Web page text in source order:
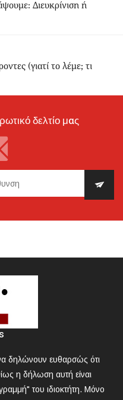
παιδί του κατέληξε ο
τα αίτια του
μηνός Απριλίου 2024
Κυριακή στην Αθήνα
που επιτέθηκε με
εγκλωβίστηκε σε
- 8 νεκροί από Covid, 13
Διευκρίνιση ή
(γιατί το λέμε; τι
δελτίο μας
δηλώνουν ευθαρσώς ότι
η δήλωση αυτή είναι
του ιδιοκτήτη. Μόνο